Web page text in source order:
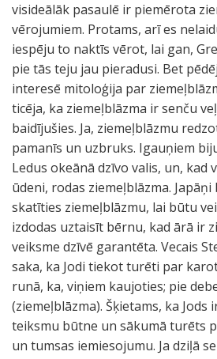
visideālāk pasaulē ir piemērota
vērojumiem. Protams, arī es
iespēju to naktīs vērot, lai gan,
pie tās teju jau pieradusi. Bet
interesē mitoloģija par
ticēja, ka ziemeļblāzma ir senču
baidījušies. Ja, ziemeļblāzmu
pamanīs un uzbruks. Igauņiem
Ledus okeānā dzīvo valis, un, kad
ūdeni, rodas ziemeļblāzma.
skatīties ziemeļblāzmu, lai būtu
izdodas uztaisīt bērnu, kad ārā ir
veiksme dzīvē garantēta. Vecais
saka, ka Jodi tiekot turēti par
runā, ka, viņiem kaujoties; pie
(ziemeļblāzma). Šķietams, ka Jods
teiksmu būtne un sākumā turēts
un tumsas iemiesojumu. Ja dziļā